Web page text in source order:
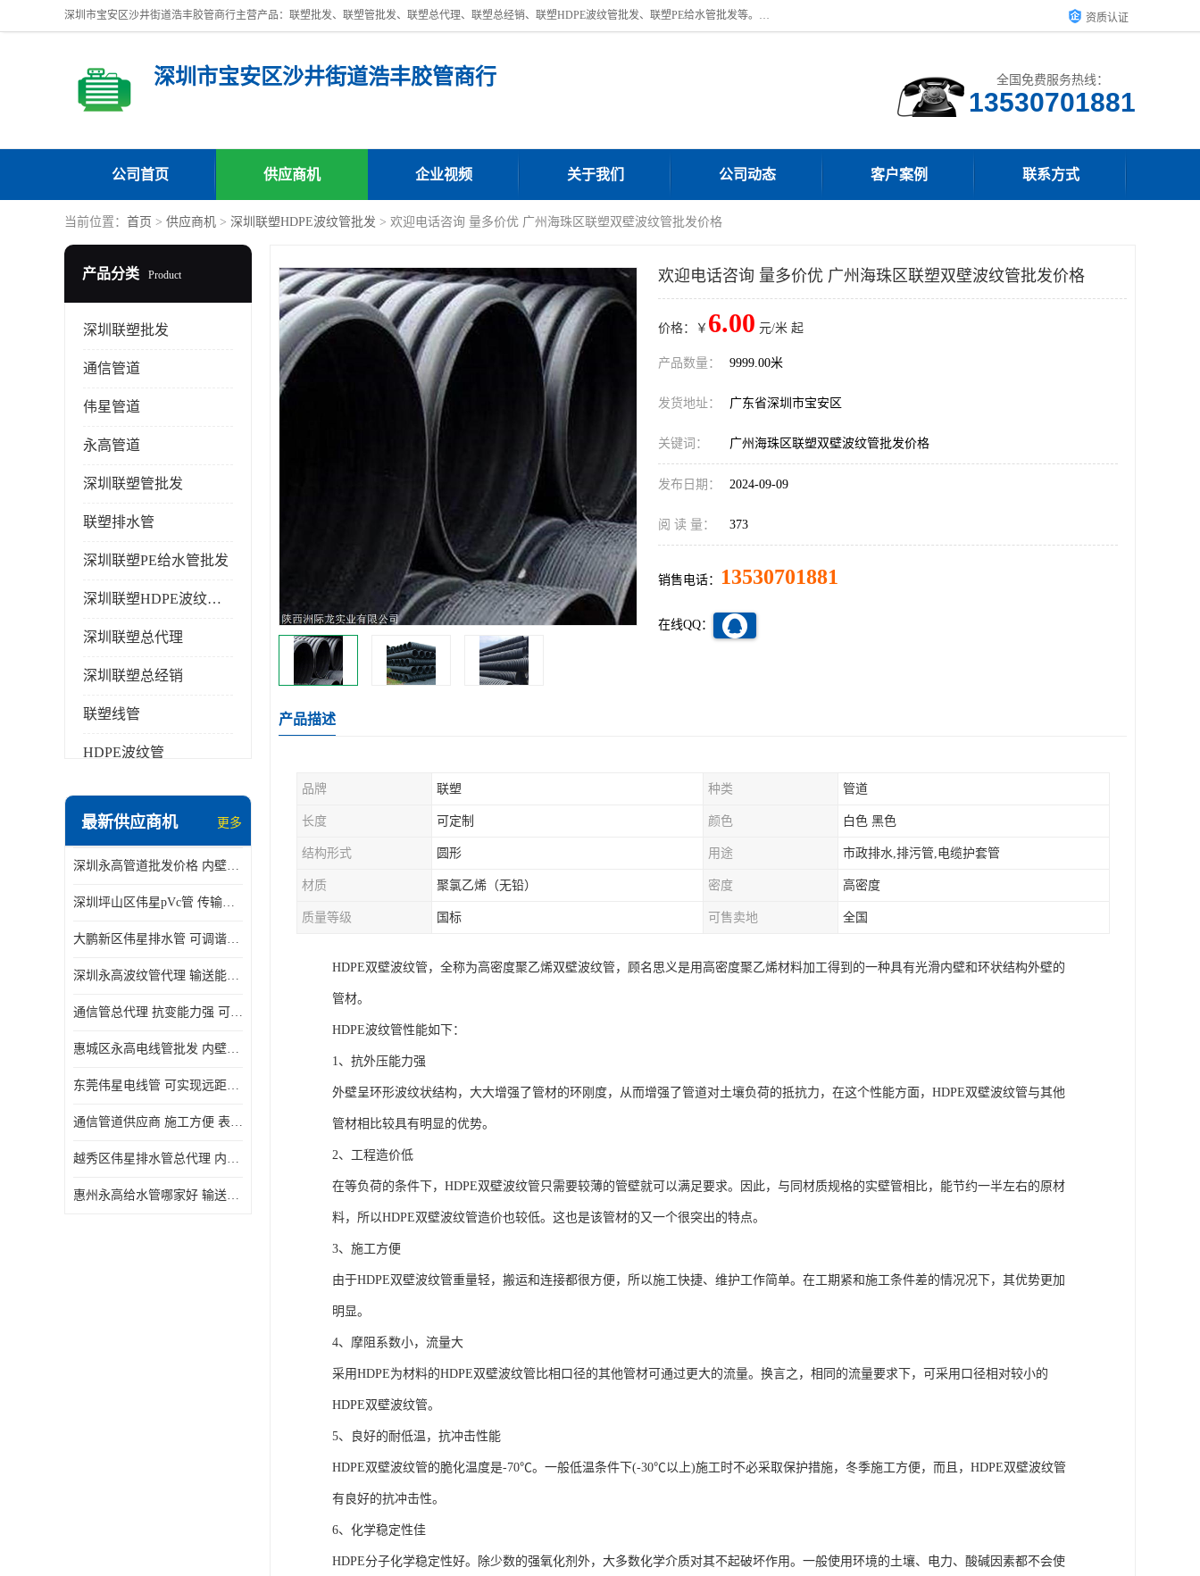
深圳市宝安区沙井街道浩丰胶管商行主营产品：联塑批发、联塑管批发、联塑总代理、联塑总经销、联塑HDPE波纹管批发、联塑PE给水管批发等。凭借服务以及多年的勤奋拼搏，发展成为一家销售各种管材管件，绝缘电工套管及配件等系列产品的贸易公司。公司秉承“顾客至上，锐意进取”的经营理念，坚持“客户至上”原则为广大客户提供的服务。欢迎惠顾！ 资质认证
深圳市宝安区沙井街道浩丰胶管商行 全国免费服务热线：
公司首页 供应商机 企业视频 关于我们 公司动态 客户案例 联系方式
当前位置： 首页 > 供应商机 > 深圳联塑HDPE波纹管批发 > 欢迎电话咨询 量多价优 广州海珠区联塑双壁波纹管批发价格
产品分类 Product
深圳联塑批发
通信管道
伟星管道
永高管道
深圳联塑管批发
联塑排水管
深圳联塑PE给水管批发
深圳联塑HDPE波纹管批发
深圳联塑总代理
深圳联塑总经销
联塑线管
HDPE波纹管
最新供应商机 更多
深圳永高管道批发价格 内壁光滑 抗震性能好
深圳坪山区伟星pVc管 传输损耗小 频率稳定性好
大鹏新区伟星排水管 可调谐性好 大功率 效率高
深圳永高波纹管代理 输送能力强 可以承受高温
通信管总代理 抗变能力强 可耐强震 扭曲
惠城区永高电线管批发 内壁光滑 抗震性能好
东莞伟星电线管 可实现远距离通信 频率稳定性好
通信管道供应商 施工方便 表面电阻系数大
越秀区伟星排水管总代理 内部表面光滑 大功率 效率高
惠州永高给水管哪家好 输送能力强 方便施工和运输
欢迎电话咨询 量多价优 广州海珠区联塑双壁波纹管批发价格
价格：￥ 6.00 元/米 起
产品数量： 9999.00米
发货地址： 广东省深圳市宝安区
关键词： 广州海珠区联塑双壁波纹管批发价格
发布日期： 2024-09-09
阅 读 量： 373
销售电话： 13530701881
在线QQ：
产品描述
品牌 联塑 种类 管道
长度 可定制 颜色 白色 黑色
结构形式 圆形 用途 市政排水,排污管,电缆护套管
材质 聚氯乙烯（无铅） 密度 高密度
质量等级 国标 可售卖地 全国
HDPE双壁波纹管，全称为高密度聚乙烯双壁波纹管，顾名思义是用高密度聚乙烯材料加工得到的一种具有光滑内壁和环状结构外壁的
管材。
HDPE波纹管性能如下：
1、抗外压能力强
外壁呈环形波纹状结构，大大增强了管材的环刚度，从而增强了管道对土壤负荷的抵抗力，在这个性能方面，HDPE双壁波纹管与其他
管材相比较具有明显的优势。
2、工程造价低
在等负荷的条件下，HDPE双壁波纹管只需要较薄的管壁就可以满足要求。因此，与同材质规格的实壁管相比，能节约一半左右的原材
料，所以HDPE双壁波纹管造价也较低。这也是该管材的又一个很突出的特点。
3、施工方便
由于HDPE双壁波纹管重量轻，搬运和连接都很方便，所以施工快捷、维护工作简单。在工期紧和施工条件差的情况况下，其优势更加
明显。
4、摩阻系数小，流量大
采用HDPE为材料的HDPE双壁波纹管比相口径的其他管材可通过更大的流量。换言之，相同的流量要求下，可采用口径相对较小的
HDPE双壁波纹管。
5、良好的耐低温，抗冲击性能
HDPE双壁波纹管的脆化温度是-70℃。一般低温条件下(-30℃以上)施工时不必采取保护措施，冬季施工方便，而且，HDPE双壁波纹管
有良好的抗冲击性。
6、化学稳定性佳
HDPE分子化学稳定性好。除少数的强氧化剂外，大多数化学介质对其不起破坏作用。一般使用环境的土壤、电力、酸碱因素都不会使